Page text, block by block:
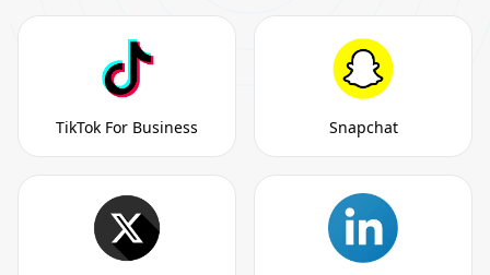
TikTok For Business Snapchat